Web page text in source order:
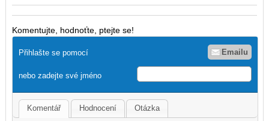
Komentujte, hodnoťte, ptejte se!
Přihlašte se pomocí Emailu
nebo zadejte své jméno
Komentář Hodnocení Otázka